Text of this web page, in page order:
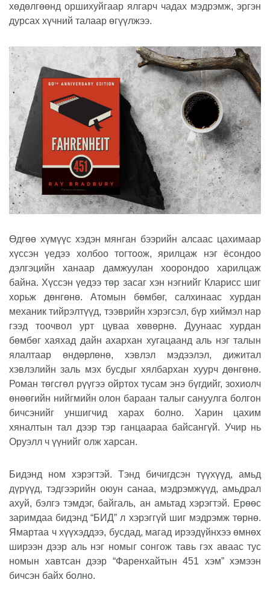
хөдөлгөөнд оршихуйгаар ялгарч чадах мэдрэмж, эргэн
дурсах хүчний талаар өгүүлжээ.
Өдгөө хүмүүс хэдэн мянган бээрийн алсаас цахимаар
хүссэн үедээ холбоо тогтоож, ярилцаж нэг ёсондоо
дэлгэцийн ханаар дамжуулан хоорондоо харилцаж
байна. Хүссэн үедээ төр засаг хэн нэгнийг Кларисс шиг
хорьж дөнгөнө. Атомын бөмбөг, салхинаас хурдан
механик тийрэлтүүд, тээврийн хэрэгсэл, бүр хиймэл нар
гээд тоочвол урт цуваа хөвөрнө. Дуунаас хурдан
бөмбөг хаяхад дайн ахархан хугацаанд аль нэг талын
ялалтаар өндөрлөнө, хэвлэл мэдээлэл, дижитал
хэвлэлийн заль мэх бусдыг хялбархан хуурч дөнгөнө.
Роман төгсгөл рүүгээ ойртох тусам энэ бүгдийг, зохиолч
өнөөгийн нийгмийн олон бараан талыг сануулга болгон
бичсэнийг уншигчид харах болно. Харин цахим
хяналтын тал дээр тэр ганцаараа байсангүй. Учир нь
Оруэлл ч үүнийг олж харсан.
Бидэнд ном хэрэгтэй. Тэнд бичигдсэн түүхүүд, амьд
дүрүүд, тэдгээрийн оюун санаа, мэдрэмжүүд, амьдрал
ахуй, бэлгэ тэмдэг, байгаль, ан амьтад хэрэгтэй. Ерөөс
заримдаа бидэнд “БИД” л хэрэггүй шиг мэдрэмж төрнө.
Ямартаа ч хүүхэддээ, бусдад, магад ирээдүйнхээ өмнөх
ширээн дээр аль нэг номыг сонгож тавь гэх аваас тус
номын хавтсан дээр “Фаренхайтын 451 хэм” хэмээн
бичсэн байх болно.